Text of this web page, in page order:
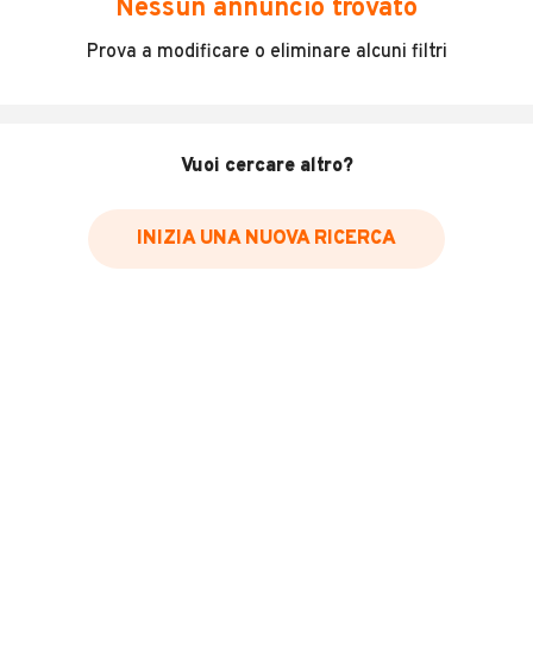
Incidenti in cui è stato coinvolto il veicolo
Data e luogo delle revisioni effettuate
Inserisci il numero di targa per verificare la disponibilità
Nessun annuncio trovato
Prova a modificare o eliminare alcuni filtri
Vuoi cercare altro?
INIZIA UNA NUOVA RICERCA